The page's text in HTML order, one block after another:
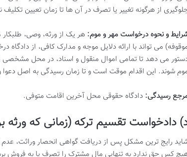
از هرگونه تغییر یا تصرف در آن ها تا زمان تعیین
و نحوه درخواست مهر و موم: هر یک از ورثه، وصی،
می تواند با ارائه دلایل موجه و مدارک کافی، از دادگاه
می دهد تا تمامی اموال منقول و اسناد، در محل مشخصی
شوند. این اقدام موقت است و تا زمان رسیدگی به اصل دعوا
رسیدگی: دادگاه حقوقی محل آخرین اقامت متوفی.
دادخواست تقسیم ترکه (زمانی که ورثه
رایج ترین مشکل پس از دریافت گواهی انحصار وراثت، عدم
کس حق ندارد به تنهایی مال مشترک را تصرف یا به فروش